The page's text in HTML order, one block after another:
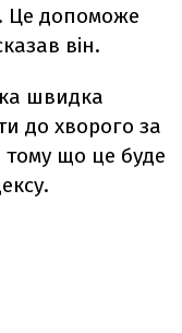
Це допоможе
він.
швидка
до хворого за
тому що це буде